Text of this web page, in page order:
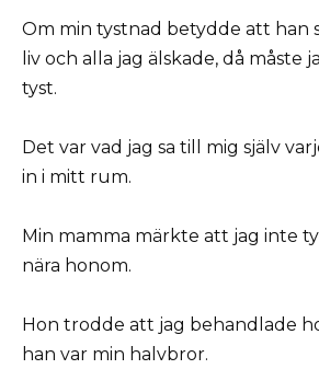
Om min tystnad betydde att han
liv och alla jag älskade, då måste
tyst.
Det var vad jag sa till mig själv
in i mitt rum.
Min mamma märkte att jag inte
nära honom.
Hon trodde att jag behandlade
han var min halvbror.